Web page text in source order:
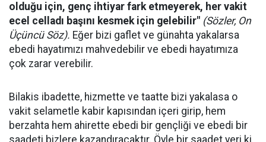
olduğu için, genç ihtiyar fark etmeyerek, her vakit
ecel celladı başını kesmek için gelebilir" (Sözler, On
Üçüncü Söz). Eğer bizi gaflet ve günahta yakalarsa
ebedi hayatımızı mahvedebilir ve ebedi hayatımıza
çok zarar verebilir.
Bilakis ibadette, hizmette ve taatte bizi yakalasa o
vakit selametle kabir kapısından içeri girip, hem
berzahta hem ahirette ebedi bir gençliği ve ebedi bir
saadeti bizlere kazandıracaktır. Öyle bir saadet yeri ki